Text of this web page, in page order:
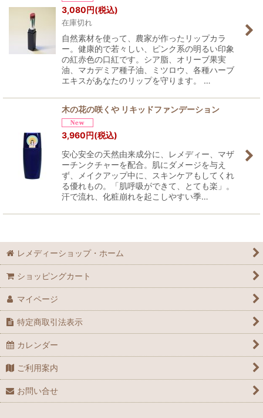
3,080円(税込)
在庫切れ
自然素材を使って、農家が作ったリップカラ
ー。健康的で若々しい、ピンク系の明るい印象
の紅赤色の口紅です。シア脂、オリーブ果実
油、マカデミア種子油、ミツロウ、各種ハーブ
エキスがあなたのリップを守ります。 …
木の花の咲くや リキッドファンデーション
3,960円(税込)
安心安全の天然由来成分に、レメディー、マザ
ーチンクチャーを配合。肌にダメージを与え
ず、メイクアップ中に、スキンケアもしてくれ
る優れもの。「肌呼吸ができて、とても楽」。
汗で流れ、化粧崩れを起こしやすい季…
レメディーショップ・ホーム
ショッピングカート
マイページ
特定商取引法表示
カレンダー
ご利用案内
お問い合せ